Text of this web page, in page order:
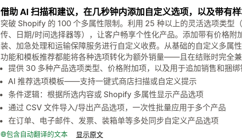
借助 AI 扫描和建议，在几秒钟内添加自定义选项，以及带有
突破 Shopify 的 100 个多属性限制。利用 25 种以上的灵活选项类型
传、日期/时间选择器等），让客户畅享个性化产品。添加带有价格附
装、加急处理和运输保障服务进行自定义收费。从基础的自定义多属
功能和模板推荐都能将各种选项转化为额外销量——且在结账时完全兼
提供 30 多种产品选项类型、价格附加项，以及用于追加销售和捆
AI 推荐选项模板——支持一键式商店扫描或自定义提示
条件逻辑：根据所选内容或 Shopify 多属性显示产品选项
通过 CSV 文件导入/导出产品选项，一次性批量应用于多个产品
在订单、电子邮件、发票、装箱单等多处同步自定义产品选项
包含自动翻译的文本 显示原文